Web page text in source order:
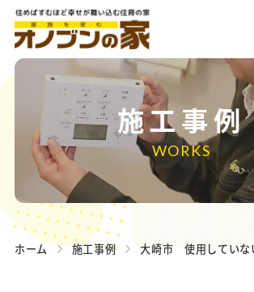
施工事例
WORKS
ホーム 施工事例 大崎市 使用していな